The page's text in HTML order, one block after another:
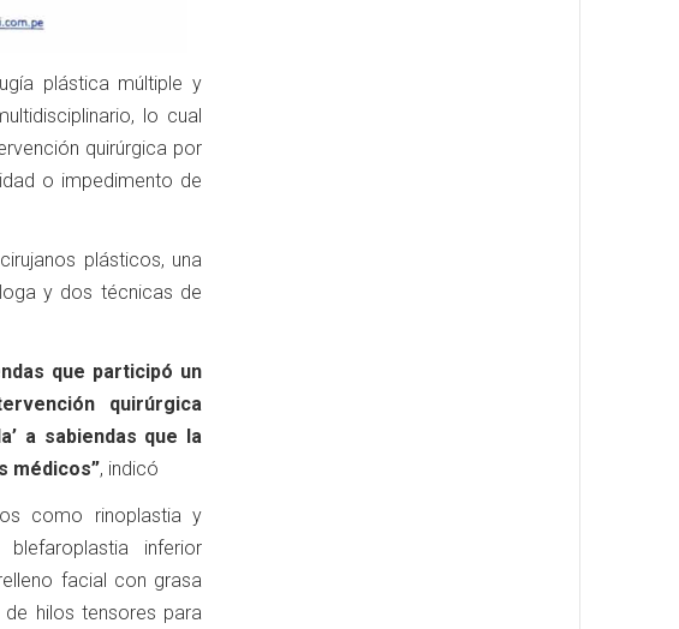
plástica múltiple y
lo cual
quirúrgica por
o impedimento de
plásticos, una
y dos técnicas de
que participó un
quirúrgica
a sabiendas que la
médicos”, indicó
como rinoplastia y
inferior
facial con grasa
hilos tensores para